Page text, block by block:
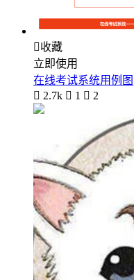
收藏
立即使用
在线考试系统用例图
 2.7k  1  2